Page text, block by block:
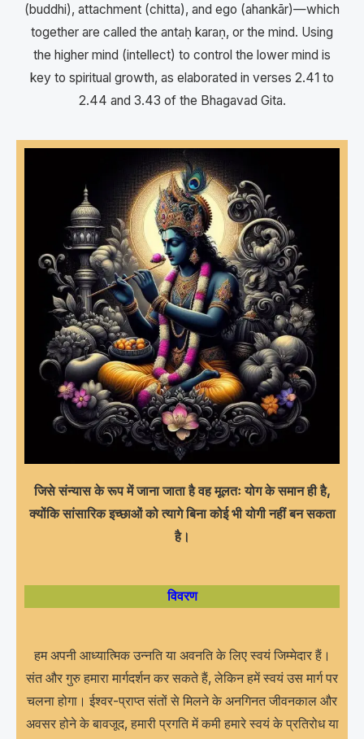
(buddhi), attachment (chitta), and ego (ahankār)—which
together are called the antaḥ karaṇ, or the mind. Using
the higher mind (intellect) to control the lower mind is
key to spiritual growth, as elaborated in verses 2.41 to
2.44 and 3.43 of the Bhagavad Gita.
जिसे संन्यास के रूप में जाना जाता है वह मूलतः योग के समान ही है,
क्योंकि सांसारिक इच्छाओं को त्यागे बिना कोई भी योगी नहीं बन सकता
है।
विवरण
हम अपनी आध्यात्मिक उन्नति या अवनति के लिए स्वयं जिम्मेदार हैं।
संत और गुरु हमारा मार्गदर्शन कर सकते हैं, लेकिन हमें स्वयं उस मार्ग पर
चलना होगा। ईश्वर-प्राप्त संतों से मिलने के अनगिनत जीवनकाल और
अवसर होने के बावजूद, हमारी प्रगति में कमी हमारे स्वयं के प्रतिरोध या